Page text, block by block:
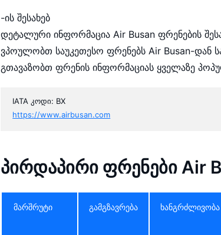
-ის შესახებ
დეტალური ინფორმაცია Air Busan ფრენების
ვპოულობთ საუკეთესო ფრენებს Air Busan-დან
გთავაზობთ ფრენის ინფორმაციას ყველაზე
IATA კოდი: BX
https://www.airbusan.com
პირდაპირი ფრენები Air
მარშრუტი გამგზავრება ხანგრძლივობა